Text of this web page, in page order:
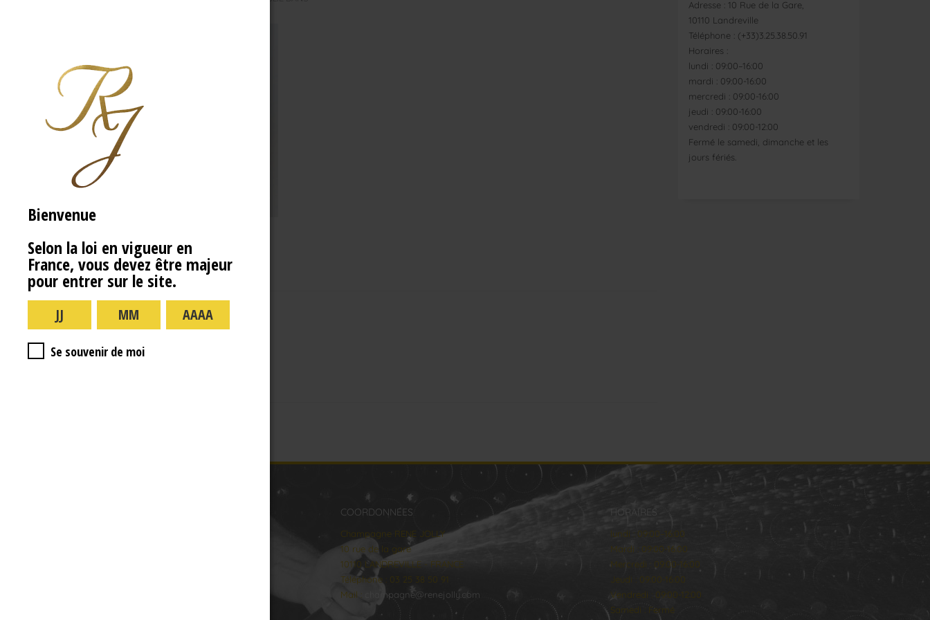
A PROPOSR.J
Adresse : 10 Rue de la Gare,
10110 Landreville
Téléphone : (+33)3.25.38.50.91
Horaires :
lundi : 09:00–16:00
mardi : 09:00-16:00
mercredi : 09:00-16:00
jeudi : 09:00-16:00
vendredi : 09:00-12:00
Fermé le samedi, dimanche et les
jours fériés.
COORDONNÉES
Champagne RENE JOLLY
10 rue de la gare
10110 LANDREVILLE - FRANCE
Téléphone : 03 25 38 50 91
Mail :
champagne@renejolly.com
HORAIRES
lundi : 09:00–16:00
Mardi : 09:00-16:00
Mercredi : 09:00-16:00
Jeudi : 09:00-16:00
Vendredi : 09:00-12:00
Samedi : Fermé
Bienvenue
Selon la loi en vigueur en
France, vous devez être majeur
pour entrer sur le site.
Se souvenir de moi